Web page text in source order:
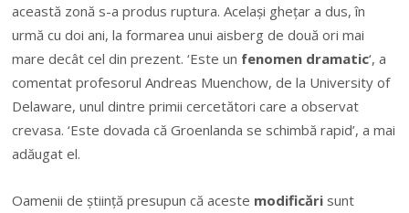
această zonă s-a produs ruptura. Acelaşi gheţar a dus, în
urmă cu doi ani, la formarea unui aisberg de două ori mai
mare decât cel din prezent. ‘Este un fenomen dramatic‘, a
comentat profesorul Andreas Muenchow, de la University of
Delaware, unul dintre primii cercetători care a observat
crevasa. ‘Este dovada că Groenlanda se schimbă rapid’, a mai
adăugat el.
Oamenii de ştiinţă presupun că aceste modificări sunt